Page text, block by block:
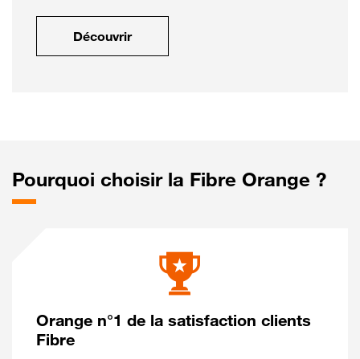
Découvrir
Pourquoi choisir la Fibre Orange ?
Orange n°1 de la satisfaction clients
Fibre